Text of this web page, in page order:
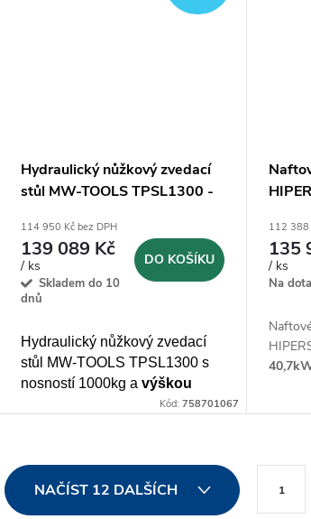
Hydraulický nůžkový zvedací
stůl MW-TOOLS TPSL1300 -
114 950 Kč bez DPH
139 089 Kč
/ ks
Skladem do 10
dnů
DO KOŠÍKU
Hydraulický nůžkový zvedací
stůl MW-TOOLS TPSL1300 s
nosností 1000kg a výškou
Kód: 758701067
112 388
135
/ ks
Na
NAČÍST 12 DALŠÍCH 1